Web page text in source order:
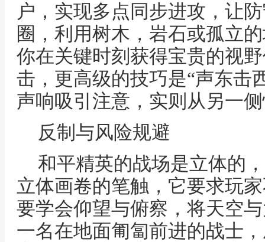
户，实现多点同步进攻，让
圈，利用树木，岩石或孤立
你在关键时刻获得宝贵的视
击，更高级的技巧是“声东击
声响吸引注意，实则从另一
反制与风险规避
和平精英的战场是立体的
立体画卷的笔触，它要求玩
要学会仰望与俯察，将天空
一名在地面匍匐前进的战士